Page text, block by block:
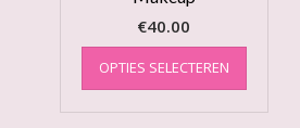
€40.00
OPTIES SELECTEREN
Dit
heeft